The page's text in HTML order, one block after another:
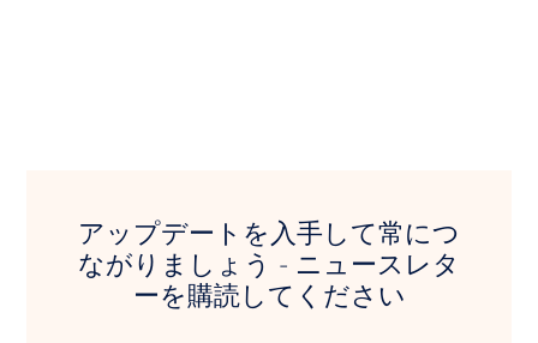
アップデートを入手して常につ
ながりましょう - ニュースレタ
ーを購読してください